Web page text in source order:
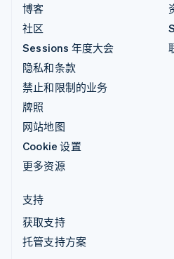
博客
社区
Sessions 年度大会
隐私和条款
禁止和限制的业务
牌照
网站地图
Cookie 设置
更多资源
支持
获取支持
托管支持方案